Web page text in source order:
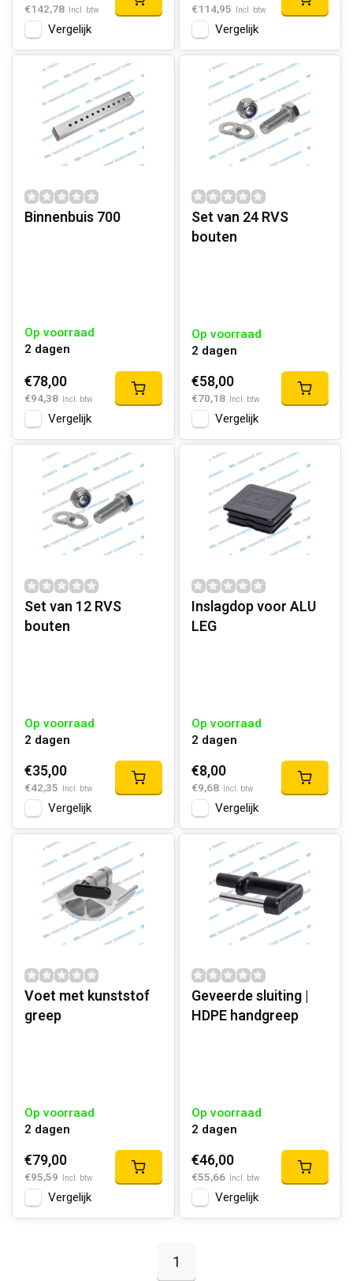
€142,78 Incl. btw
Vergelijk
€114,95 Incl. btw
Vergelijk
Binnenbuis 700
Op voorraad
2 dagen
€78,00
€94,38 Incl. btw
Vergelijk
Set van 24 RVS
bouten
Op voorraad
2 dagen
€58,00
€70,18 Incl. btw
Vergelijk
Set van 12 RVS
bouten
Op voorraad
2 dagen
€35,00
€42,35 Incl. btw
Vergelijk
Inslagdop voor ALU
LEG
Op voorraad
2 dagen
€8,00
€9,68 Incl. btw
Vergelijk
Voet met kunststof
greep
Op voorraad
2 dagen
€79,00
€95,59 Incl. btw
Vergelijk
Geveerde sluiting |
HDPE handgreep
Op voorraad
2 dagen
€46,00
€55,66 Incl. btw
Vergelijk
1